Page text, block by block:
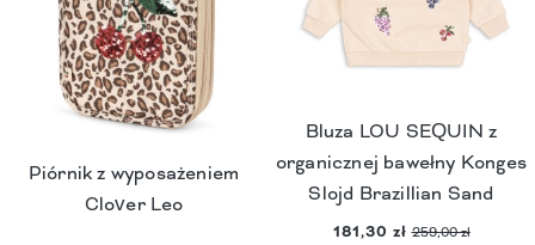
Piórnik z wyposażeniem
Clover Leo
Bluza LOU SEQUIN z
organicznej bawełny Konges
Slojd Brazillian Sand
181,30 zł 259,00 zł